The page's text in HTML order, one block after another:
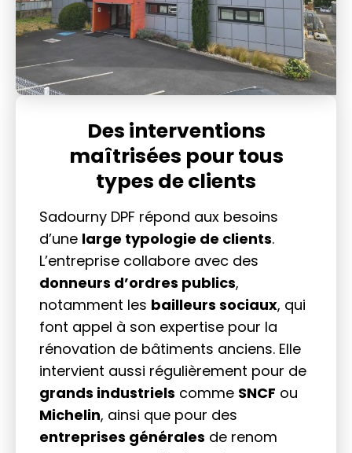
Des interventions
maîtrisées pour tous
types de clients
Sadourny DPF répond aux besoins
d’une large typologie de clients.
L’entreprise collabore avec des
donneurs d’ordres publics,
notamment les bailleurs sociaux, qui
font appel à son expertise pour la
rénovation de bâtiments anciens. Elle
intervient aussi régulièrement pour de
grands industriels comme SNCF ou
Michelin, ainsi que pour des
entreprises générales de renom